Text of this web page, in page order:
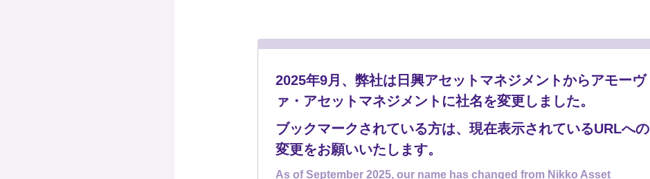
2025年9月、弊社は日興アセットマネジメントからアモーヴ
ァ・アセットマネジメントに社名を変更しました。
ブックマークされている方は、現在表示されているURLへの
変更をお願いいたします。
As of September 2025, our name has changed from Nikko Asset